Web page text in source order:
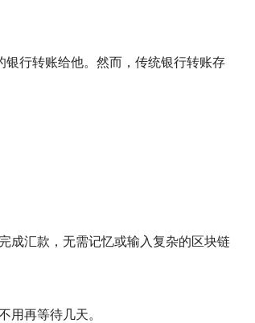
银行转账给他。然而，传统银行转账存
成汇款，无需记忆或输入复杂的区块链
用再等待几天。